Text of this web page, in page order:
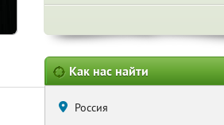
Как нас найти
Россия